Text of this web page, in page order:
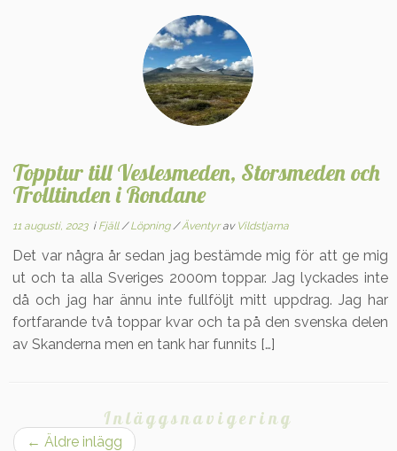
Topptur till Veslesmeden, Storsmeden och
Trolltinden i Rondane
11 augusti, 2023i Fjäll/Löpning/Äventyrav Vildstjarna
Det var några år sedan jag bestämde mig för att ge mig
ut och ta alla Sveriges 2000m toppar. Jag lyckades inte
då och jag har ännu inte fullföljt mitt uppdrag. Jag har
fortfarande två toppar kvar och ta på den svenska delen
av Skanderna men en tank har funnits […]
Inläggsnavigering
← Äldre inlägg